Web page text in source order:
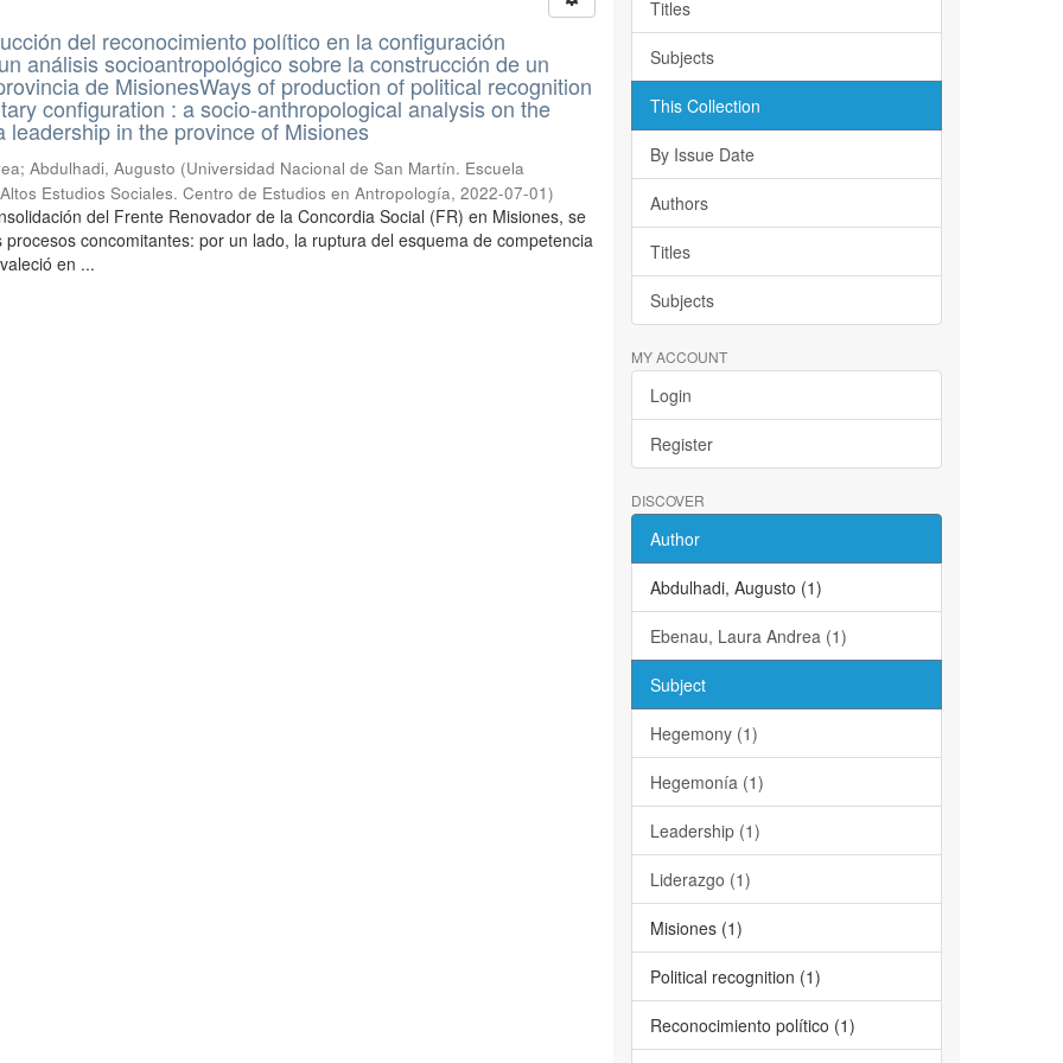
del reconocimiento político en la configuración
análisis socioantropológico sobre la construcción de un
de MisionesWays of production of political recognition
configuration : a socio-anthropological analysis on the
leadership in the province of Misiones
Abdulhadi, Augusto (Universidad Nacional de San Martín. Escuela
Estudios Sociales. Centro de Estudios en Antropología,2022-07-01)
del Frente Renovador de la Concordia Social (FR) en Misiones, se
procesos concomitantes: por un lado, la ruptura del esquema de competencia
en ...
Titles
Subjects
This Collection
By Issue Date
Authors
Titles
Subjects
MY ACCOUNT
Login
Register
DISCOVER
Author
Abdulhadi, Augusto (1)
Ebenau, Laura Andrea (1)
Subject
Hegemony (1)
Hegemonía (1)
Leadership (1)
Liderazgo (1)
Misiones (1)
Political recognition (1)
Reconocimiento político (1)